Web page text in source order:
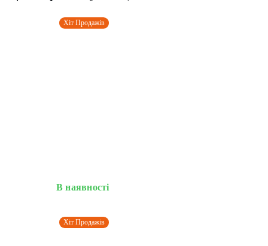
Хіт Продажів
В наявності
Хіт Продажів